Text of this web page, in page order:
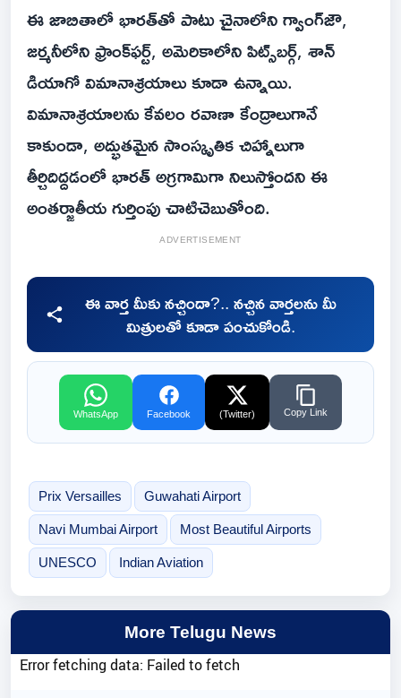
ఈ జాబితాలో భారత్‌తో పాటు చైనాలోని గ్వాంగ్‌జౌ,
జర్మనీలోని ఫ్రాంక్‌ఫర్ట్, అమెరికాలోని పిట్స్‌బర్గ్‌, శాన్
డియాగో విమానాశ్రయాలు కూడా ఉన్నాయి.
విమానాశ్రయాలను కేవలం రవాణా కేంద్రాలుగానే
కాకుండా, అద్భుతమైన సాంస్కృతిక చిహ్నాలుగా
తీర్చిదిద్దడంలో భారత్ అగ్రగామిగా నిలుస్తోందని ఈ
అంతర్జాతీయ గుర్తింపు చాటిచెబుతోంది.
ADVERTISEMENT
ఈ వార్త మీకు నచ్చిందా?.. నచ్చిన వార్తలను మీ
మిత్రులతో కూడా పంచుకోండి.
WhatsApp Facebook (Twitter) Copy Link
Prix Versailles Guwahati Airport
Navi Mumbai Airport Most Beautiful Airports
UNESCO Indian Aviation
More Telugu News
Error fetching data: Failed to fetch